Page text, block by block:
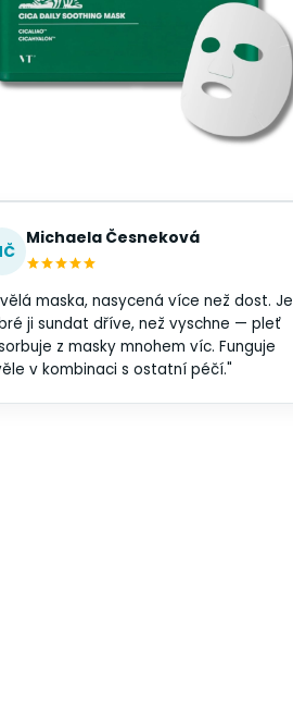
Michaela Česneková
maska, nasycená více než dost. Je
ji sundat dříve, než vyschne — pleť
z masky mnohem víc. Funguje
v kombinaci s ostatní péčí."